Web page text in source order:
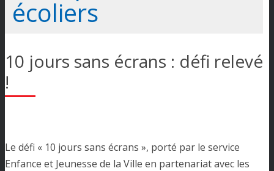
écoliers
10 jours sans écrans : défi relevé
!
Le défi « 10 jours sans écrans », porté par le service
Enfance et Jeunesse de la Ville en partenariat avec les